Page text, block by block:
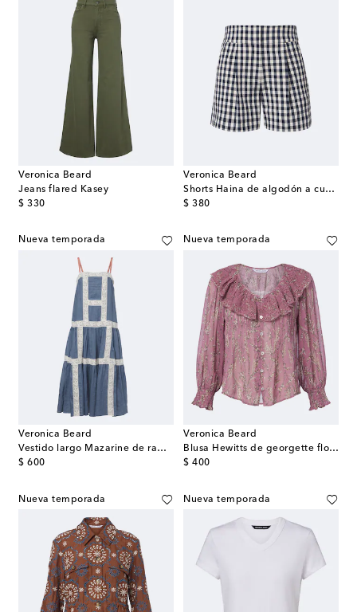
Veronica Beard
Jeans flared Kasey
$ 330
original price
Veronica Beard
Shorts Haina de algodón a cuadros Vichy plisados
$ 380
original price
Nueva temporada
Veronica Beard
Vestido largo Mazarine de ramio con encaje
$ 600
original price
Nueva temporada
Veronica Beard
Blusa Hewitts de georgette floral
$ 400
original price
Nueva temporada Nueva temporada